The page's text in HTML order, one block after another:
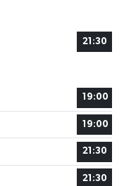
21:30
19:00
19:00
21:30
21:30